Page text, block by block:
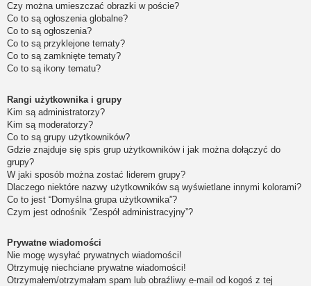
Czy można umieszczać obrazki w poście?
Co to są ogłoszenia globalne?
Co to są ogłoszenia?
Co to są przyklejone tematy?
Co to są zamknięte tematy?
Co to są ikony tematu?
Rangi użytkownika i grupy
Kim są administratorzy?
Kim są moderatorzy?
Co to są grupy użytkowników?
Gdzie znajduje się spis grup użytkowników i jak można dołączyć do
grupy?
W jaki sposób można zostać liderem grupy?
Dlaczego niektóre nazwy użytkowników są wyświetlane innymi kolorami?
Co to jest “Domyślna grupa użytkownika”?
Czym jest odnośnik “Zespół administracyjny”?
Prywatne wiadomości
Nie mogę wysyłać prywatnych wiadomości!
Otrzymuję niechciane prywatne wiadomości!
Otrzymałem/otrzymałam spam lub obraźliwy e-mail od kogoś z tej